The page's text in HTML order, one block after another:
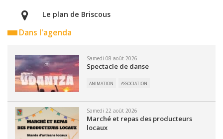
Le plan de Briscous
Dans l'agenda
Samedi 08 août 2026
Spectacle de danse
ANIMATION ASSOCIATION
Samedi 22 août 2026
Marché et repas des producteurs
locaux